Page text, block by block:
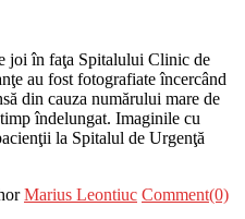
joi în faţa Spitalului Clinic de
au fost fotografiate încercând
din cauza numărului mare de
îndelungat. Imaginile cu
la Spitalul de Urgenţă
Marius Leontiuc Comment(0)